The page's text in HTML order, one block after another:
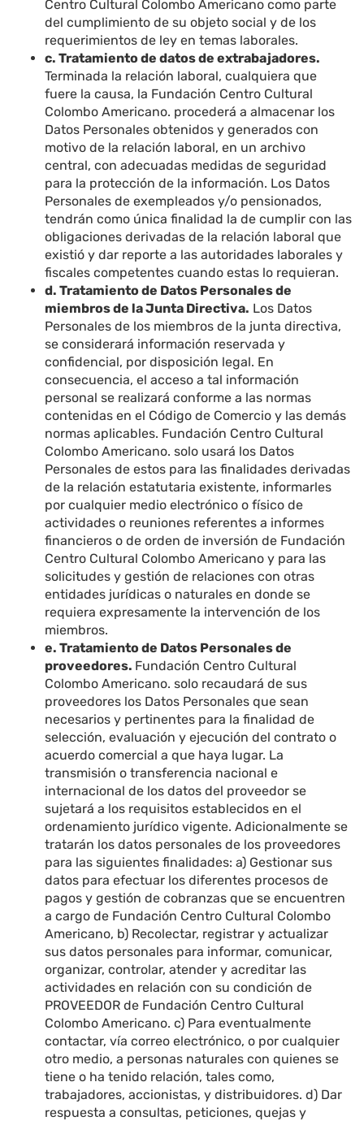
Centro Cultural Colombo Americano como parte
del cumplimiento de su objeto social y de los
requerimientos de ley en temas laborales.
c. Tratamiento de datos de extrabajadores.
Terminada la relación laboral, cualquiera que
fuere la causa, la Fundación Centro Cultural
Colombo Americano. procederá a almacenar los
Datos Personales obtenidos y generados con
motivo de la relación laboral, en un archivo
central, con adecuadas medidas de seguridad
para la protección de la información. Los Datos
Personales de exempleados y/o pensionados,
tendrán como única finalidad la de cumplir con las
obligaciones derivadas de la relación laboral que
existió y dar reporte a las autoridades laborales y
fiscales competentes cuando estas lo requieran.
d. Tratamiento de Datos Personales de
miembros de la Junta Directiva. Los Datos
Personales de los miembros de la junta directiva,
se considerará información reservada y
confidencial, por disposición legal. En
consecuencia, el acceso a tal información
personal se realizará conforme a las normas
contenidas en el Código de Comercio y las demás
normas aplicables. Fundación Centro Cultural
Colombo Americano. solo usará los Datos
Personales de estos para las finalidades derivadas
de la relación estatutaria existente, informarles
por cualquier medio electrónico o físico de
actividades o reuniones referentes a informes
financieros o de orden de inversión de Fundación
Centro Cultural Colombo Americano y para las
solicitudes y gestión de relaciones con otras
entidades jurídicas o naturales en donde se
requiera expresamente la intervención de los
miembros.
e. Tratamiento de Datos Personales de
proveedores. Fundación Centro Cultural
Colombo Americano. solo recaudará de sus
proveedores los Datos Personales que sean
necesarios y pertinentes para la finalidad de
selección, evaluación y ejecución del contrato o
acuerdo comercial a que haya lugar. La
transmisión o transferencia nacional e
internacional de los datos del proveedor se
sujetará a los requisitos establecidos en el
ordenamiento jurídico vigente. Adicionalmente se
tratarán los datos personales de los proveedores
para las siguientes finalidades: a) Gestionar sus
datos para efectuar los diferentes procesos de
pagos y gestión de cobranzas que se encuentren
a cargo de Fundación Centro Cultural Colombo
Americano, b) Recolectar, registrar y actualizar
sus datos personales para informar, comunicar,
organizar, controlar, atender y acreditar las
actividades en relación con su condición de
PROVEEDOR de Fundación Centro Cultural
Colombo Americano. c) Para eventualmente
contactar, vía correo electrónico, o por cualquier
otro medio, a personas naturales con quienes se
tiene o ha tenido relación, tales como,
trabajadores, accionistas, y distribuidores. d) Dar
respuesta a consultas, peticiones, quejas y